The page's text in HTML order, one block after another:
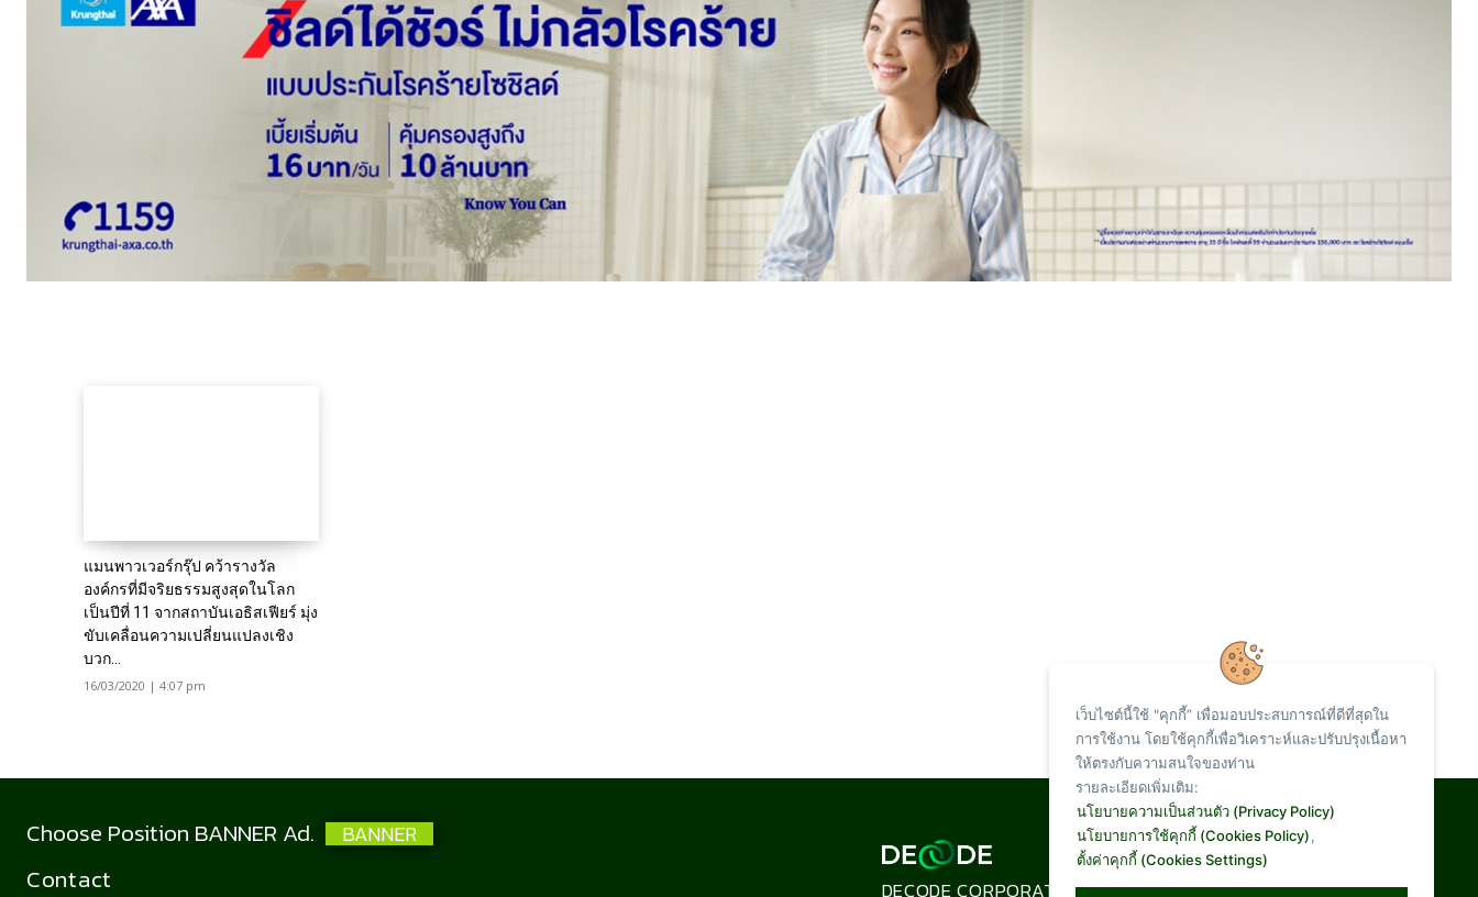
แมนพาวเวอร์กรุ๊ป คว้ารางวัล
องค์กรที่มีจริยธรรมสูงสุดในโลก
เป็นปีที่ 11 จากสถาบันเอธิสเฟียร์ มุ่ง
ขับเคลื่อนความเปลี่ยนแปลงเชิง
บวก...
16/03/2020 | 4:07 pm
Choose Position BANNER Ad. BANNER
Contact DECODE CORPORATION LIMITED
Total Visit :
1,094,903
เว็บไซต์นี้ใช้ "คุกกี้” เพื่อมอบประสบการณ์ที่ดีที่สุดใน
การใช้งาน โดยใช้คุกกี้เพื่อวิเคราะห์และปรับปรุงเนื้อหา
ให้ตรงกับความสนใจของท่าน
รายละเอียดเพิ่มเติม:
นโยบายความเป็นส่วนตัว (Privacy Policy)
นโยบายการใช้คุกกี้ (Cookies Policy),
ตั้งค่าคุกกี้ (Cookies Settings)